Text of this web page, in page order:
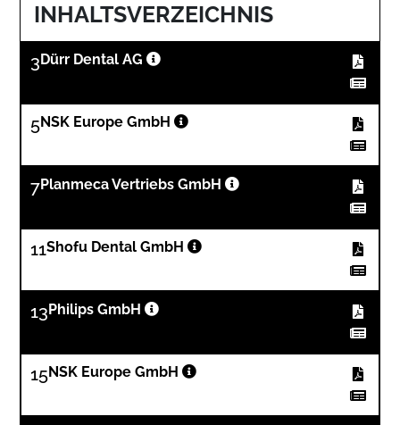
INHALTSVERZEICHNIS
3 Dürr Dental AG
5NSK Europe GmbH
7Planmeca Vertriebs GmbH
11Shofu Dental GmbH
13 Philips GmbH
15NSK Europe GmbH